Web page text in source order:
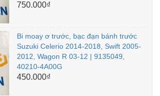
750.000₫
Bi moay ơ trước, bạc đạn bánh trước
Suzuki Celerio 2014-2018, Swift 2005-
2012, Wagon R 03-12 | 9135049,
40210-4A00G
450.000₫